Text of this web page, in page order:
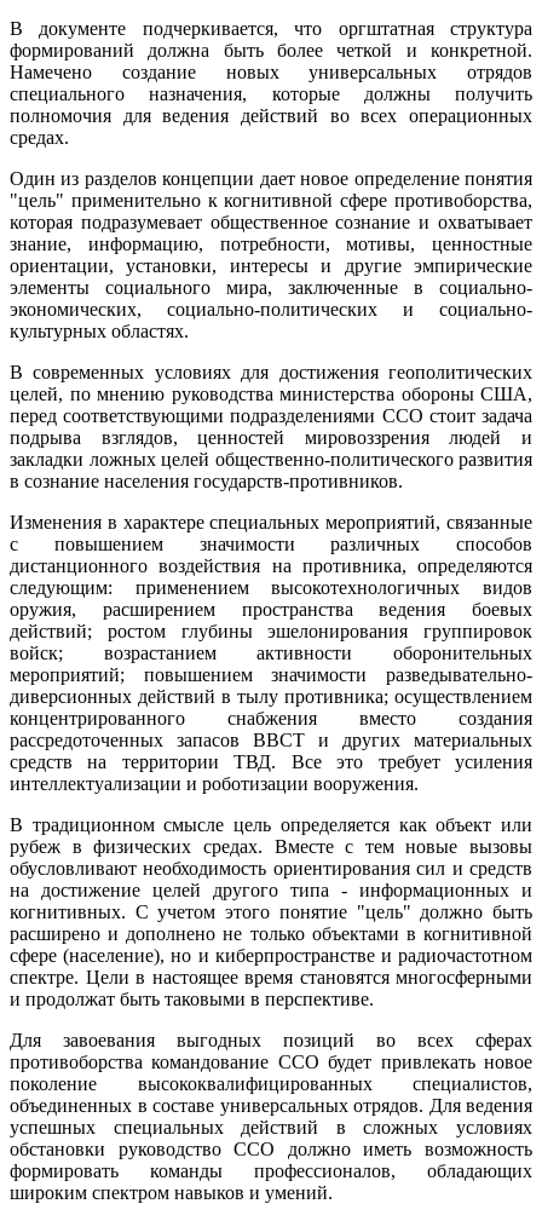
В документе подчеркивается, что оргштатная структура
формирований должна быть более четкой и конкретной.
Намечено создание новых универсальных отрядов
специального назначения, которые должны получить
полномочия для ведения действий во всех операционных
средах.
Один из разделов концепции дает новое определение понятия
"цель" применительно к когнитивной сфере противоборства,
которая подразумевает общественное сознание и охватывает
знание, информацию, потребности, мотивы, ценностные
ориентации, установки, интересы и другие эмпирические
элементы социального мира, заключенные в социально-
экономических, социально-политических и социально-
культурных областях.
В современных условиях для достижения геополитических
целей, по мнению руководства министерства обороны США,
перед соответствующими подразделениями ССО стоит задача
подрыва взглядов, ценностей мировоззрения людей и
закладки ложных целей общественно-политического развития
в сознание населения государств-противников.
Изменения в характере специальных мероприятий, связанные
с повышением значимости различных способов
дистанционного воздействия на противника, определяются
следующим: применением высокотехнологичных видов
оружия, расширением пространства ведения боевых
действий; ростом глубины эшелонирования группировок
войск; возрастанием активности оборонительных
мероприятий; повышением значимости разведывательно-
диверсионных действий в тылу противника; осуществлением
концентрированного снабжения вместо создания
рассредоточенных запасов ВВСТ и других материальных
средств на территории ТВД. Все это требует усиления
интеллектуализации и роботизации вооружения.
В традиционном смысле цель определяется как объект или
рубеж в физических средах. Вместе с тем новые вызовы
обусловливают необходимость ориентирования сил и средств
на достижение целей другого типа - информационных и
когнитивных. С учетом этого понятие "цель" должно быть
расширено и дополнено не только объектами в когнитивной
сфере (население), но и киберпространстве и радиочастотном
спектре. Цели в настоящее время становятся многосферными
и продолжат быть таковыми в перспективе.
Для завоевания выгодных позиций во всех сферах
противоборства командование ССО будет привлекать новое
поколение высококвалифицированных специалистов,
объединенных в составе универсальных отрядов. Для ведения
успешных специальных действий в сложных условиях
обстановки руководство ССО должно иметь возможность
формировать команды профессионалов, обладающих
широким спектром навыков и умений.